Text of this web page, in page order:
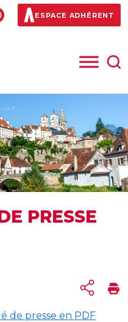
ESPACE ADHÉRENT
PRESSE
de presse en PDF